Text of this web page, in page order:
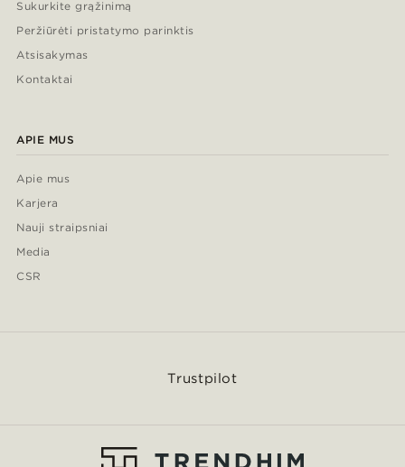
Sukurkite grąžinimą
Peržiūrėti pristatymo parinktis
Atsisakymas
Kontaktai
APIE MUS
Apie mus
Karjera
Nauji straipsniai
Media
CSR
Trustpilot